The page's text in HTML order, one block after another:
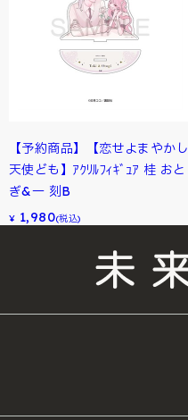
【予約商品】【恋せよまやかし
天使ども】ｱｸﾘﾙﾌｨｷﾞｭｱ 桂 おと
ぎ&一 刻B
¥ 1,980(税込)